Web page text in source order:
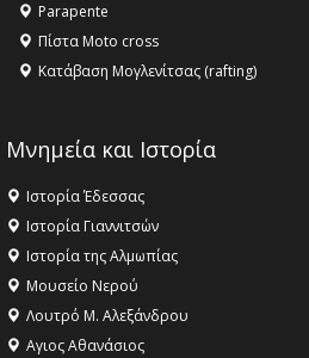
Parapente
Πίστα Moto cross
Κατάβαση Μογλενίτσας (rafting)
Μνημεία και Ιστορία
Ιστορία Έδεσσας
Ιστορία Γιαννιτσών
Ιστορία της Αλμωπίας
Μουσείο Νερού
Λουτρό Μ. Αλεξάνδρου
Αγιος Αθανάσιος